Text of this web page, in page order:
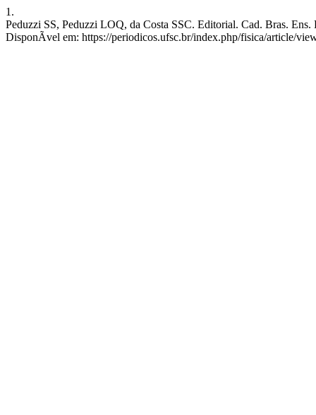
1.
Peduzzi SS, Peduzzi LOQ, da Costa SSC. Editorial. Cad. Bras.
DisponÃ­vel em: https://periodicos.ufsc.br/index.php/fisica/article/